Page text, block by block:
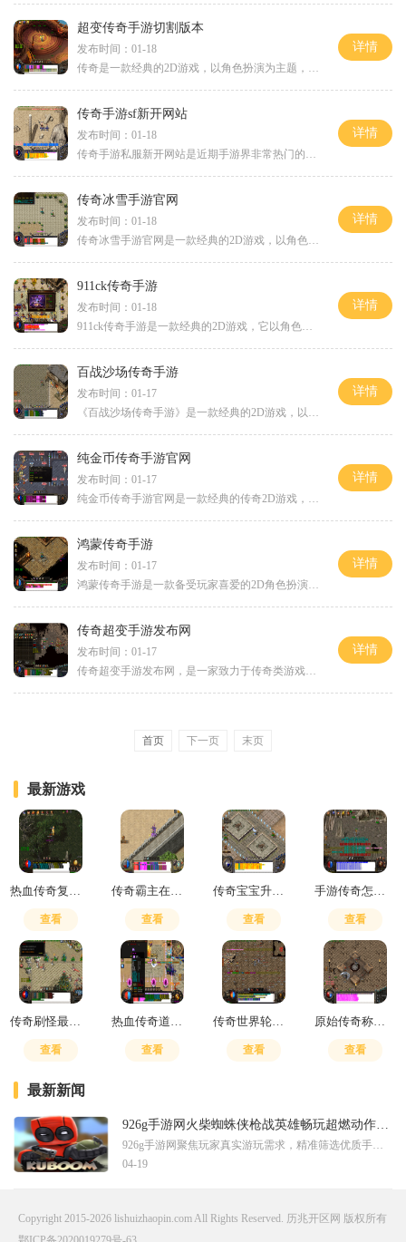
超变传奇手游切割版本
发布时间：01-18
传奇是一款经典的2D游戏，以角色扮演为主题，深受玩家喜爱。它的最大特点是万人在线，玩家可以与其他玩家进行互动，共同探索这个神秘的游戏世界。在传奇中，玩家可以选择不同的
详情
传奇手游sf新开网站
发布时间：01-18
传奇手游私服新开网站是近期手游界非常热门的话题。作为传奇手游的私服版本，它不仅继承了原版的经典玩法，还加入了一些特色内容，让玩家能够得到全新的游戏体验。下面将为大
详情
传奇冰雪手游官网
发布时间：01-18
传奇冰雪手游官网是一款经典的2D游戏，以角色扮演为主题，拥有万人在线玩家互动的特色。在这个官方网站上，玩家可以找到最详尽的游戏玩法介绍，为大家带来最真实的传奇冒险体验
详情
911ck传奇手游
发布时间：01-18
911ck传奇手游是一款经典的2D游戏，它以角色扮演为主题，吸引了众多玩家在线共同互动。在这个游戏中，玩家可以通过不断的练级，副本挑战及强化装备，体验到传奇游戏的精髓，成为
详情
百战沙场传奇手游
发布时间：01-17
《百战沙场传奇手游》是一款经典的2D游戏，以传奇世界为背景，充分满足玩家对角色扮演游戏的热爱。该游戏不仅支持万人在线，还提供了丰富的玩家互动内容，给玩家带来了极具挑战
详情
纯金币传奇手游官网
发布时间：01-17
纯金币传奇手游官网是一款经典的传奇2D游戏，玩家可以扮演不同的角色进行万人在线的玩家互动。这款游戏以其独特的玩法和精美的画面，吸引了许多传奇游戏的爱好者。在纯金币传奇
详情
鸿蒙传奇手游
发布时间：01-17
鸿蒙传奇手游是一款备受玩家喜爱的2D角色扮演游戏，以“传奇”为主题，采用了万人在线的方式，玩家可以与其他玩家互动。游戏中有各类副本，金币、护手和项链等道具资源可以通过
详情
传奇超变手游发布网
发布时间：01-17
传奇超变手游发布网，是一家致力于传奇类游戏的发布和推广的专业网站。该网站拥有丰富的游戏资源和优质的游戏体验，为广大传奇游戏爱好者提供了一个交流和互动的平台。传奇超
详情
首页 下一页 末页
最新游戏
热血传奇复制装备的方法
查看
传奇霸主在哪里刷元宝最划算
查看
传奇宝宝升级加攻击力有用吗
查看
手游传奇怎么提升战力
查看
传奇刷怪最快的职业有哪些
查看
热血传奇道士嗜血术是群攻吗
查看
传奇世界轮回道怎么走
查看
原始传奇称号获得
查看
最新新闻
926g手游网火柴蜘蛛侠枪战英雄畅玩超燃动作射击
926g手游网聚焦玩家真实游玩需求，精准筛选优质手游资源，让每一位玩家都能快速找到适配自己的趣味作品。这里汇聚多样风格的移动游戏内容，从休闲小品到硬核大作均有覆盖，坚持
04-19
Copyright 2015-2026 lishuizhaopin.com All Rights Reserved. 历兆开区网 版权所有